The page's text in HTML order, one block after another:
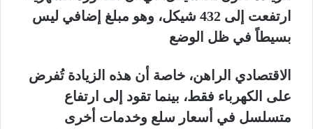
ارتفعت إلى 432 شيكل، وهو مبلغ إضافي ليس
بسيطاً في ظل الوضع
الاقتصادي الراهن، خاصة أن هذه الزيادة تُفرض
على الكهرباء فقط، بينما تقود إلى ارتفاع
متسلسل في أسعار سلع وخدمات أخرى